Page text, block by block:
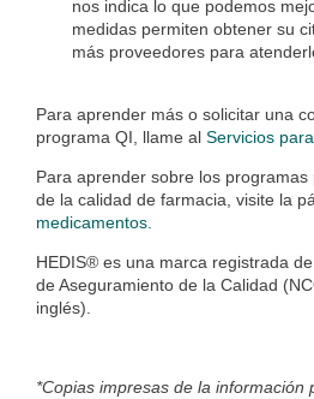
nos indica lo que podemos
medidas permiten obtener su
más proveedores para
Para aprender más o solicitar una
programa QI, llame al Servicios
Para aprender sobre los
de la calidad de farmacia, visite la
medicamentos.
HEDIS® es una marca registrada
de Aseguramiento de la Calidad
inglés).
*Copias impresas de la información